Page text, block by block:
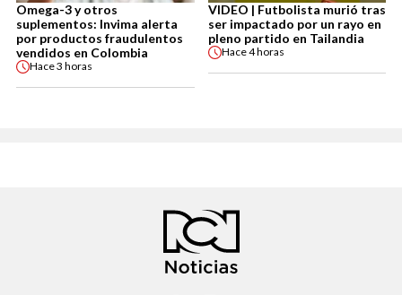
Omega-3 y otros
suplementos: Invima alerta
por productos fraudulentos
vendidos en Colombia
Hace3 horas
VIDEO | Futbolista murió tras
ser impactado por un rayo en
pleno partido en Tailandia
Hace4 horas